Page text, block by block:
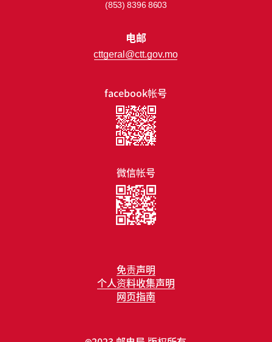
免责声明
个人资料收集声明
网页指南
facebook帐号
微信帐号
(853) 8396 8603
电邮
cttgeral@ctt.gov.mo